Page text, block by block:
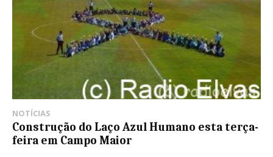
NOTÍCIAS
Construção do Laço Azul Humano esta terça-
feira em Campo Maior